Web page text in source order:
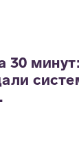
30 минут: